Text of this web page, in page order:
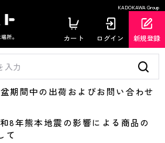
KADOKAWA Group
カート ログイン 新規登録
間中の出荷およびお問い合わせ
年熊本地震の影響による商品の
て